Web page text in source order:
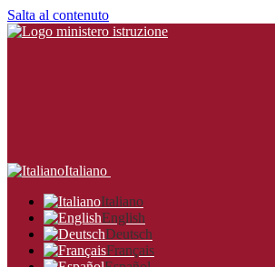
Salta al contenuto
Italiano
Italiano
English
Deutsch
Français